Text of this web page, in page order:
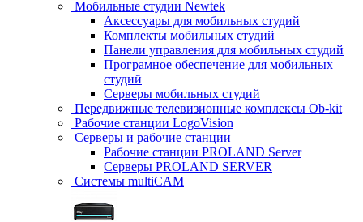
Мобильные студии Newtek
Аксессуары для мобильных студий
Комплекты мобильных студий
Панели управления для мобильных студий
Програмное обеспечение для мобильных
студий
Серверы мобильных студий
Передвижные телевизионные комплексы Ob-kit
Рабочие станции LogoVision
Серверы и рабочие станции
Рабочие станции PROLAND Server
Серверы PROLAND SERVER
Системы multiCAM